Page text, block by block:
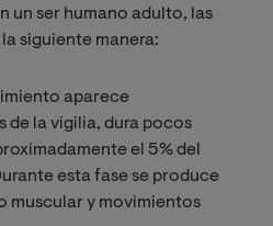
un ser humano adulto, las
siguiente manera:
aparece
de la vigilia, dura pocos
el 5% del
esta fase se produce
muscular y movimientos